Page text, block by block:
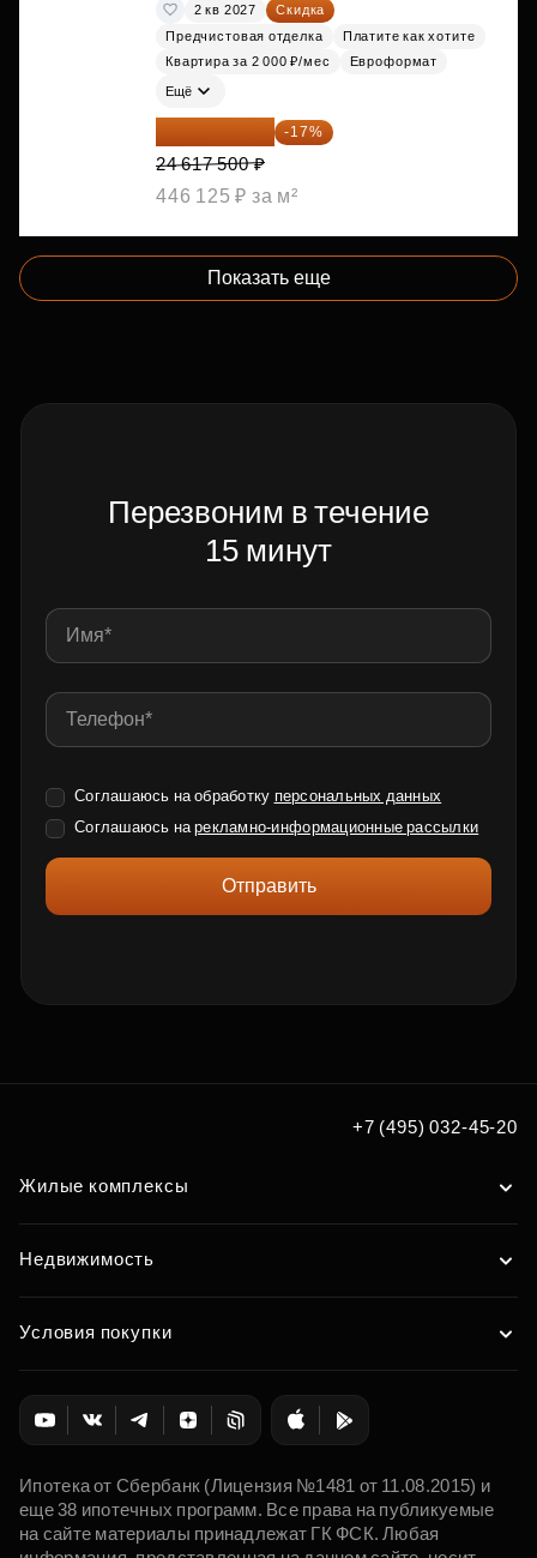
2 кв 2027
Скидка
Предчистовая отделка
Платите как хотите
Квартира за 2 000 ₽/мес
Евроформат
Ещё
20 432 525 ₽ -17%
24 617 500 ₽
446 125 ₽ за м²
Показать еще
Перезвоним в течение
15 минут
Соглашаюсь на обработку персональных данных
Соглашаюсь нарекламно-информационные рассылки
Отправить
+7 (495) 032-45-20
Жилые комплексы
Недвижимость
Условия покупки
Ипотека от Сбербанк (Лицензия №1481 от 11.08.2015) и
еще 38 ипотечных программ. Все права на публикуемые
на сайте материалы принадлежат ГК ФСК. Любая